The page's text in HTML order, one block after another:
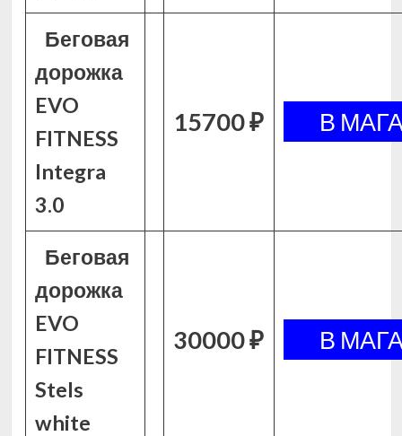
Беговая
дорожка
EVO
FITNESS
Integra
3.0
15700 ₽
Беговая
дорожка
EVO
FITNESS
Stels
white
30000 ₽